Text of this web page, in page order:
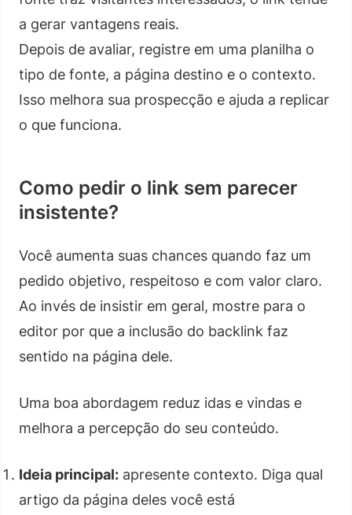
a gerar vantagens reais.
Depois de avaliar, registre em uma planilha o
tipo de fonte, a página destino e o contexto.
Isso melhora sua prospecção e ajuda a replicar
o que funciona.
Como pedir o link sem parecer
insistente?
Você aumenta suas chances quando faz um
pedido objetivo, respeitoso e com valor claro.
Ao invés de insistir em geral, mostre para o
editor por que a inclusão do backlink faz
sentido na página dele.
Uma boa abordagem reduz idas e vindas e
melhora a percepção do seu conteúdo.
Ideia principal: apresente contexto. Diga qual
artigo da página deles você está